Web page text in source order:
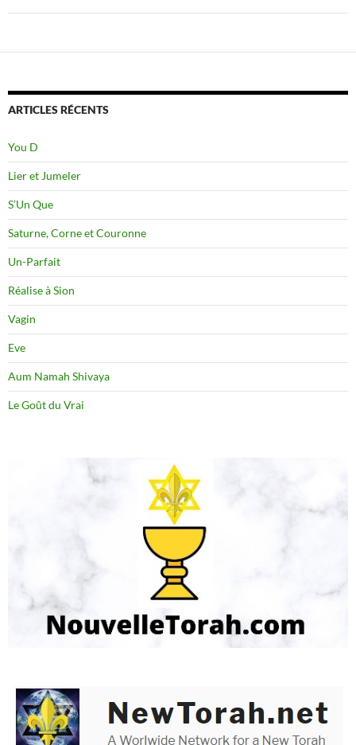
ARTICLES RÉCENTS
You D
Lier et Jumeler
S’Un Que
Saturne, Corne et Couronne
Un-Parfait
Réalise à Sion
Vagin
Eve
Aum Namah Shivaya
Le Goût du Vrai